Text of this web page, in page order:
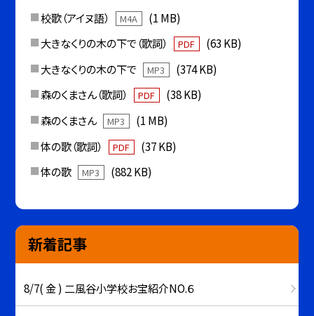
校歌（アイヌ語）
M4A
(1 MB)
大きなくりの木の下で（歌詞）
PDF
(63 KB)
大きなくりの木の下で
MP3
(374 KB)
森のくまさん（歌詞）
PDF
(38 KB)
森のくまさん
MP3
(1 MB)
体の歌（歌詞）
PDF
(37 KB)
体の歌
MP3 (882 KB)
新着記事
8/7( 金 ) 二風谷小学校お宝紹介NO.６